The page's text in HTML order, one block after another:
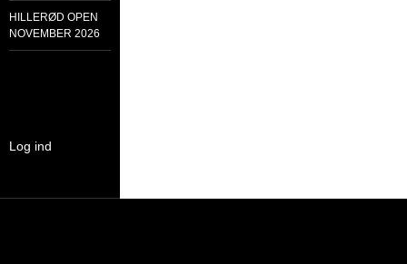
HILLERØD OPEN
NOVEMBER 2026
Log ind